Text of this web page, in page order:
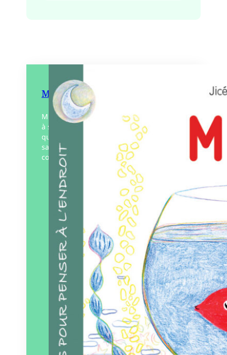
Misty
Misty a disparu… Qu’est-il devenu ? Partir
à sa recherche ? Autant de questions
qu’une enfance interroge très tôt même
sans les mots, avant même de
comprendre et…
Éditeur :
Pourpenser
éditions
Paru le
05/12/2025